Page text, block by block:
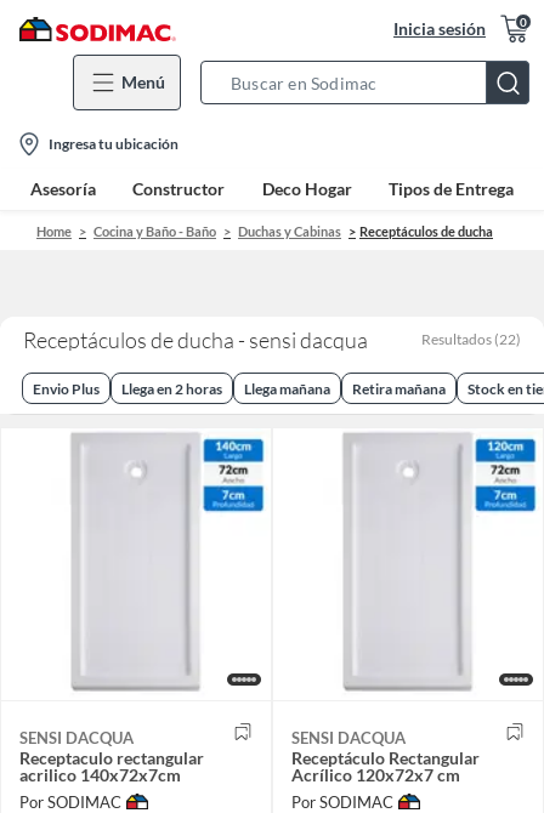
Inicia sesión 0
Menú
Bar
location-
icon
Ingresa tu ubicación
Asesoría Constructor Deco Hogar Tipos de Entrega
Home Cocina y Baño - Baño Duchas y Cabinas Receptáculos de ducha
Receptáculos de ducha - sensi dacqua Resultados (22)
Envio Plus Llega en 2 horas Llega mañana Retira mañana Stock en
SENSI DACQUA
Receptaculo rectangular
acrilico 140x72x7cm
Por SODIMAC
SENSI DACQUA
Receptáculo Rectangular
Acrílico 120x72x7 cm
Por SODIMAC